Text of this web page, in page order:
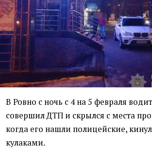
В Ровно с ночь с 4 на 5 февраля
совершил ДТП и скрылся с места
когда его нашли полицейские,
кулаками.